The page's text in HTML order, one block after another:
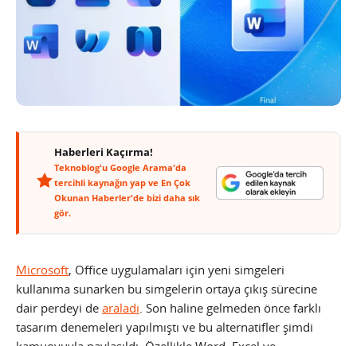
Haberleri Kaçırma!
Teknoblog'u Google Arama'da
tercihli kaynağın yap ve En Çok
Okunan Haberler'de bizi daha sık
gör.
Microsoft, Office uygulamaları için yeni simgeleri
kullanıma sunarken bu simgelerin ortaya çıkış sürecine
dair perdeyi de araladı. Son haline gelmeden önce farklı
tasarım denemeleri yapılmıştı ve bu alternatifler şimdi